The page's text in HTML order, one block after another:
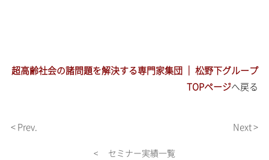
超高齢社会の諸問題を解決する専門家集団 ｜ 松野下グループ
TOPページへ戻る
< Prev. Next >
< セミナー実績一覧